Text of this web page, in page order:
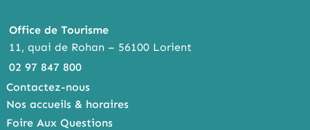
Office de Tourisme
11, quai de Rohan – 56100 Lorient
02 97 847 800
Contactez-nous
Nos accueils & horaires
Foire Aux Questions